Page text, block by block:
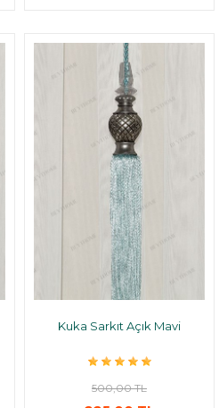
Kuka Sarkıt Açık Mavi
500,00 TL